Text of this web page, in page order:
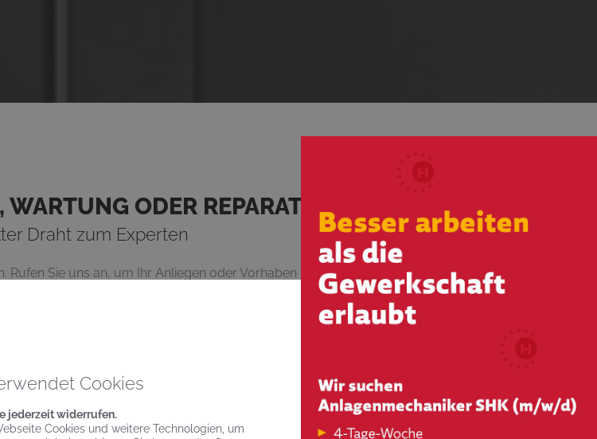
ODER REPARATUR
Draht zum Experten
Rufen Sie uns an, um Ihr Anliegen oder Vorhaben mit uns besprechen– kompetent,
13 78 30 sind wir für Sie da. Montag bis Donnerstag, immer von 07:00 – 15:00 Uhr
und schildern uns kurz, um was es geht – ob z. B. umfassende
melden uns dann bei Ihnen, um das weitere Vorgehen abzustimmen.
Cookies
jederzeit widerrufen.
Cookies und weitere Technologien, um